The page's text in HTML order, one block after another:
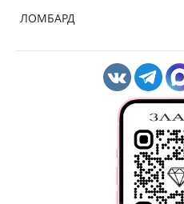
ЛОМБАРД